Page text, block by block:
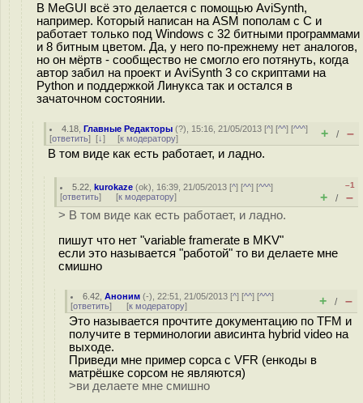
В MeGUI всё это делается с помощью AviSynth,
например. Который написан на ASM пополам с C и
работает только под Windows c 32 битными программами
и 8 битным цветом. Да, у него по-прежнему нет аналогов,
но он мёртв - сообщество не смогло его потянуть, когда
автор забил на проект и AviSynth 3 со скриптами на
Python и поддержкой Линукса так и остался в
зачаточном состоянии.
4.18 ,Главные Редакторы (?), 15:16, 21/05/2013 [^] [^^] [^^^]
[ответить] [↓] [к модератору] + / –
В том виде как есть работает, и ладно.
5.22 ,kurokaze (ok), 16:39, 21/05/2013 [^] [^^] [^^^]
[ответить] [к модератору]
–1
+ / –
> В том виде как есть работает, и ладно.
пишут что нет "variable framerate в MKV"
если это называется "работой" то ви делаете мне
смишно
6.42 ,Аноним (-), 22:51, 21/05/2013 [^] [^^] [^^^]
[ответить] [к модератору] + / –
Это называется прочтите документацию по TFM и
получите в терминологии ависинта hybrid video на
выходе.
Приведи мне пример сорса с VFR (енкоды в
матрёшке сорсом не являются)
>ви делаете мне смишно